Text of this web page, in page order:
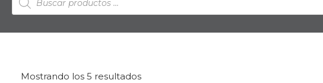
Búsqueda
de
Mostrando los 5 resultados